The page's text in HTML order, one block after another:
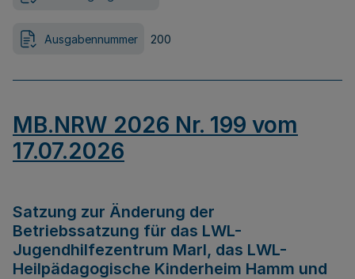
Ausgabennummer 200
MB.NRW 2026 Nr. 199 vom
17.07.2026
Satzung zur Änderung der
Betriebssatzung für das LWL-
Jugendhilfezentrum Marl, das LWL-
Heilpädagogische Kinderheim Hamm und